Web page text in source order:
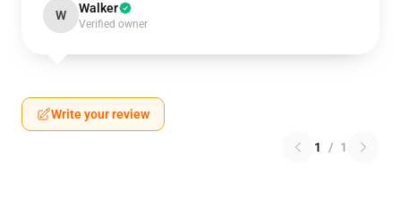
W Walker
Verified owner
Write your review
1 / 1